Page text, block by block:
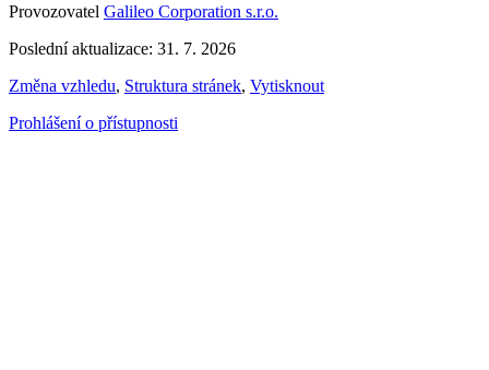
Provozovatel Galileo Corporation s.r.o.
Poslední aktualizace: 31. 7. 2026
Změna vzhledu, Struktura stránek, Vytisknout
Prohlášení o přístupnosti